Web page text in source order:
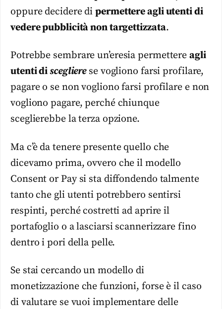
oppure decidere dipermettere agli utenti di
vedere pubblicità non targettizzata.
Potrebbe sembrare un’eresia permettereagli
utenti disceglierese vogliono farsi profilare,
pagare o se non vogliono farsi profilare e non
vogliono pagare, perché chiunque
sceglierebbe la terza opzione.
Ma c’è da tenere presente quello che
dicevamo prima, ovvero che il modello
Consent or Pay si sta diffondendo talmente
tanto che gli utenti potrebbero sentirsi
respinti, perché costretti ad aprire il
portafoglio o a lasciarsi scannerizzare fino
dentro i pori della pelle.
Se stai cercando un modello di
monetizzazione che funzioni, forse è il caso
di valutare se vuoi implementare delle